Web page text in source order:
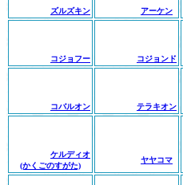
ズルズキン アーケン
コジョフー コジョンド
コバルオン テラキオン
ケルディオ
(かくごのすがた)
ヤヤコマ